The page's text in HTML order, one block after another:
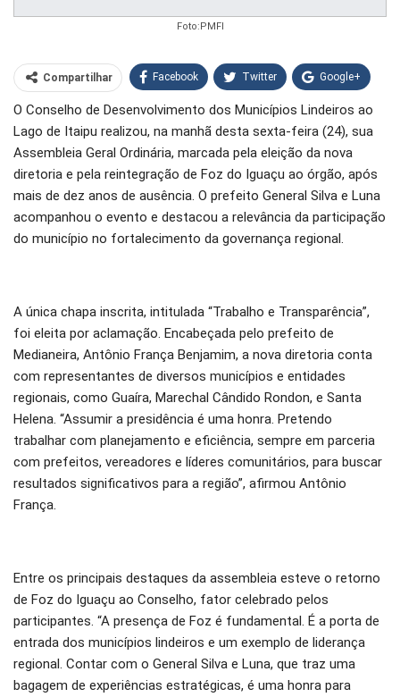
Foto:PMFI
Compartilhar Facebook Twitter Google+
WhatsApp Pinterest
O email
O Conselho de Desenvolvimento dos Municípios Lindeiros ao
Lago de Itaipu realizou, na manhã desta sexta-feira (24), sua
Assembleia Geral Ordinária, marcada pela eleição da nova
diretoria e pela reintegração de Foz do Iguaçu ao órgão, após
mais de dez anos de ausência. O prefeito General Silva e Luna
acompanhou o evento e destacou a relevância da participação
do município no fortalecimento da governança regional.
A única chapa inscrita, intitulada “Trabalho e Transparência”,
foi eleita por aclamação. Encabeçada pelo prefeito de
Medianeira, Antônio França Benjamim, a nova diretoria conta
com representantes de diversos municípios e entidades
regionais, como Guaíra, Marechal Cândido Rondon, e Santa
Helena. “Assumir a presidência é uma honra. Pretendo
trabalhar com planejamento e eficiência, sempre em parceria
com prefeitos, vereadores e líderes comunitários, para buscar
resultados significativos para a região”, afirmou Antônio
França.
Entre os principais destaques da assembleia esteve o retorno
de Foz do Iguaçu ao Conselho, fator celebrado pelos
participantes. “A presença de Foz é fundamental. É a porta de
entrada dos municípios lindeiros e um exemplo de liderança
regional. Contar com o General Silva e Luna, que traz uma
bagagem de experiências estratégicas, é uma honra para